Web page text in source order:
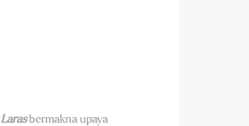
Laras bermakna upaya